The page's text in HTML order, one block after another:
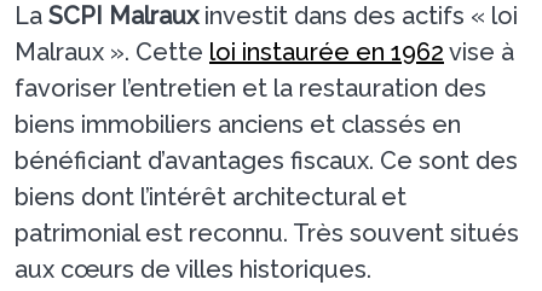
La SCPI Malrauxinvestit dans des actifs « loi
Malraux ». Cette loi instaurée en 1962 vise à
favoriser l’entretien et la restauration des
biens immobiliers anciens et classés en
bénéficiant d’avantages fiscaux. Ce sont des
biens dont l’intérêt architectural et
patrimonial est reconnu. Très souvent situés
aux cœurs de villes historiques.